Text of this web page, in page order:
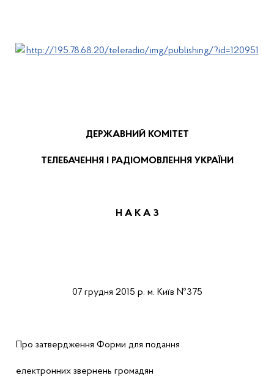
ДЕРЖАВНИЙ КОМІТЕТ
ТЕЛЕБАЧЕННЯ І РАДІОМОВЛЕННЯ УКРАЇНИ
Н А К А З
07 грудня 2015 р. м. Київ №375
Про затвердження Форми для подання
електронних звернень громадян